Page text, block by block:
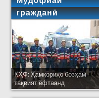
гражданӣ
КҲФ: Ҳамкориҳо бозҳам
тақвият ёфтаанд